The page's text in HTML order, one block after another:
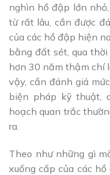
nghìn hồ đập lớn
từ rất lâu, cần được
của các hồ đập hiện
bằng đất sét, qua
hơn 30 năm thậm chí
vậy, cần đánh giá
biện pháp kỹ thuật,
hoạch quan trắc
ra.
Theo như những gì
xuống cấp của các